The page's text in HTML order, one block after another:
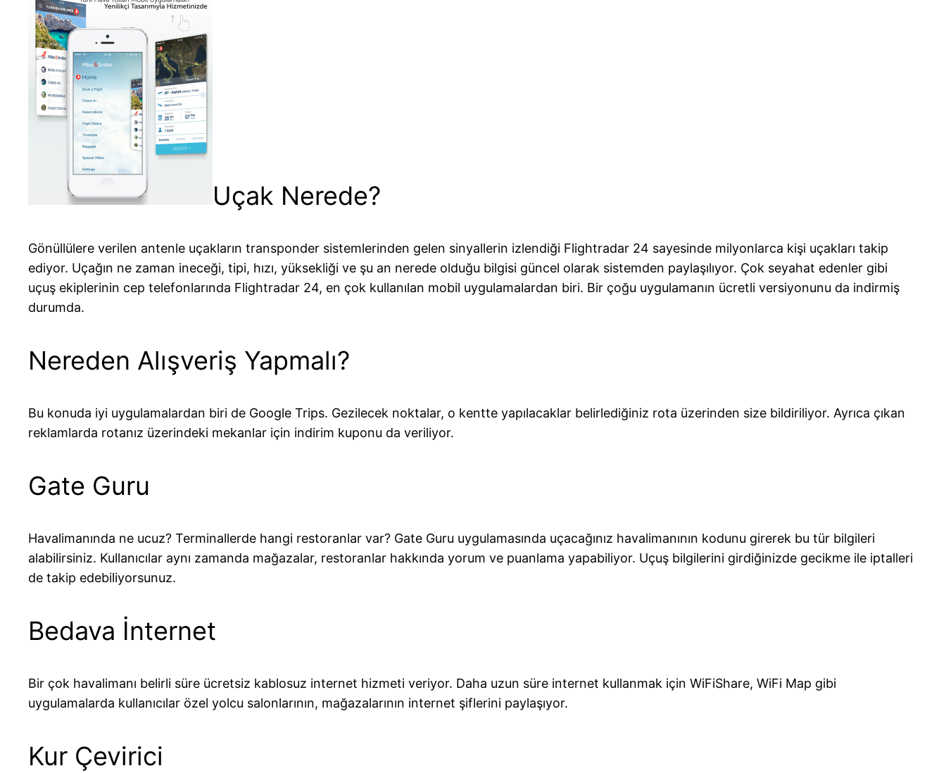
Uçak Nerede?
Gönüllülere verilen antenle uçakların transponder sistemlerinden gelen sinyallerin izlendiği Flightradar 24 sayesinde milyonlarca kişi uçakları takip
ediyor. Uçağın ne zaman ineceği, tipi, hızı, yüksekliği ve şu an nerede olduğu bilgisi güncel olarak sistemden paylaşılıyor. Çok seyahat edenler gibi
uçuş ekiplerinin cep telefonlarında Flightradar 24, en çok kullanılan mobil uygulamalardan biri. Bir çoğu uygulamanın ücretli versiyonunu da indirmiş
durumda.
Nereden Alışveriş Yapmalı?
Bu konuda iyi uygulamalardan biri de Google Trips. Gezilecek noktalar, o kentte yapılacaklar belirlediğiniz rota üzerinden size bildiriliyor. Ayrıca çıkan
reklamlarda rotanız üzerindeki mekanlar için indirim kuponu da veriliyor.
Gate Guru
Havalimanında ne ucuz? Terminallerde hangi restoranlar var? Gate Guru uygulamasında uçacağınız havalimanının kodunu girerek bu tür bilgileri
alabilirsiniz. Kullanıcılar aynı zamanda mağazalar, restoranlar hakkında yorum ve puanlama yapabiliyor. Uçuş bilgilerini girdiğinizde gecikme ile iptalleri
de takip edebiliyorsunuz.
Bedava İnternet
Bir çok havalimanı belirli süre ücretsiz kablosuz internet hizmeti veriyor. Daha uzun süre internet kullanmak için WiFiShare, WiFi Map gibi
uygulamalarda kullanıcılar özel yolcu salonlarının, mağazalarının internet şiflerini paylaşıyor.
Kur Çevirici